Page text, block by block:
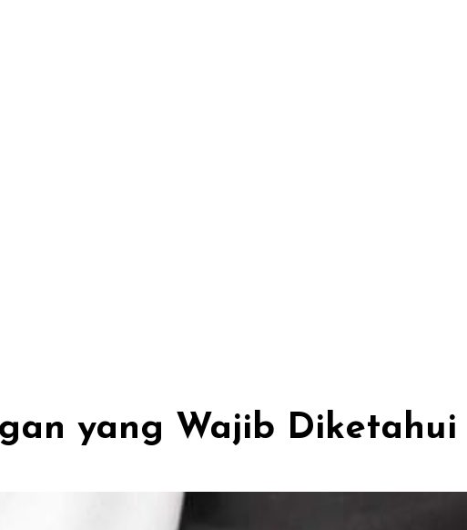
yang Wajib Diketahui